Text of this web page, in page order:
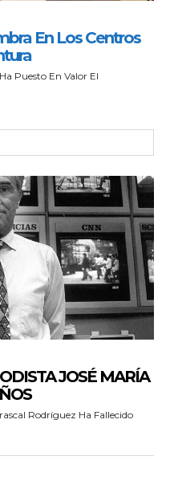
En Los Centros
Puesto En Valor El
JOSÉ MARÍA
Rodríguez Ha Fallecido